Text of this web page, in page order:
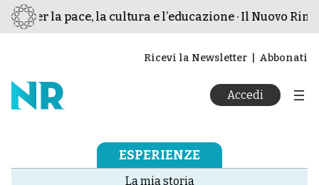
per la pace, la cultura e l’educazione · Il Nuovo
Ricevi la Newsletter Abbonati
Accedi
ESPERIENZE
La mia storia